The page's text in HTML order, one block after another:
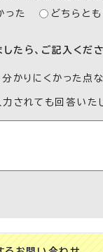
った
どちらと
たら、ご記入くだ
分かりにくかった点
力されても回答いた